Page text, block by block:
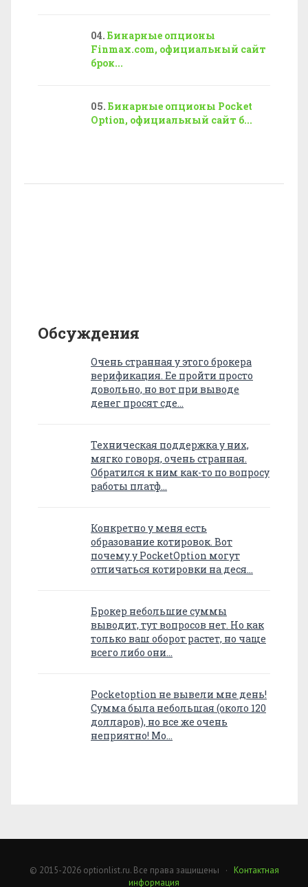
Бинарные опционы
Finmax.com, официальный сайт
брок...
Бинарные опционы Pocket
Option, официальный сайт б...
Обсуждения
Очень странная у этого брокера
верификация. Ее пройти просто
довольно, но вот при выводе
денег просят сде…
Техническая поддержка у них,
мягко говоря, очень странная.
Обратился к ним как-то по вопросу
работы платф…
Конкретно у меня есть
образование котировок. Вот
почему у PocketOption могут
отличаться котировки на деся…
Брокер небольшие суммы
выводит, тут вопросов нет. Но как
только ваш оборот растет, но чаще
всего либо они…
Pocketoption не вывели мне день!
Сумма была небольшая (около 120
долларов), но все же очень
неприятно! Мо…
© 2015-2026 optionlist.ru. Все права защищены · Контактная
информация